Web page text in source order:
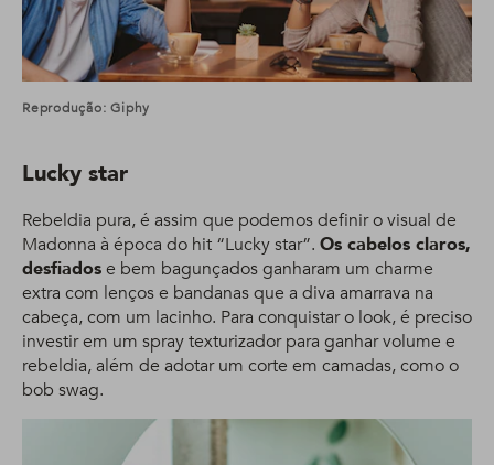
Reprodução: Giphy
Lucky star
Rebeldia pura, é assim que podemos definir o visual de
Madonna à época do hit “Lucky star”. Os cabelos claros,
desfiadose bem bagunçados ganharam um charme
extra com lenços e bandanas que a diva amarrava na
cabeça, com um lacinho. Para conquistar o look, é preciso
investir em um spray texturizador para ganhar volume e
rebeldia, além de adotar um corte em camadas, como o
bob swag.